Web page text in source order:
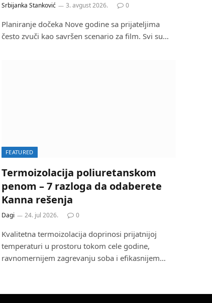
Srbijanka Stanković 3. avgust 2026. 0
Planiranje dočeka Nove godine sa prijateljima
često zvuči kao savršen scenario za film. Svi su…
FEATURED
Termoizolacija poliuretanskom
penom – 7 razloga da odaberete
Kanna rešenja
Dagi 24. jul 2026. 0
Kvalitetna termoizolacija doprinosi prijatnijoj
temperaturi u prostoru tokom cele godine,
ravnomernijem zagrevanju soba i efikasnijem…